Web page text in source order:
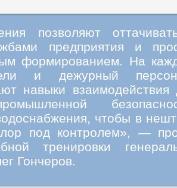
позволяют
предприятия и
формированием. На
и дежурный
навыки
чтобы в
под контролем», —
тренировки
Гончеров.